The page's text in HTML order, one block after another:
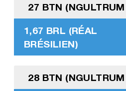
27 BTN
1,67 BRL (RÉAL
BRÉSILIEN)
28 BTN